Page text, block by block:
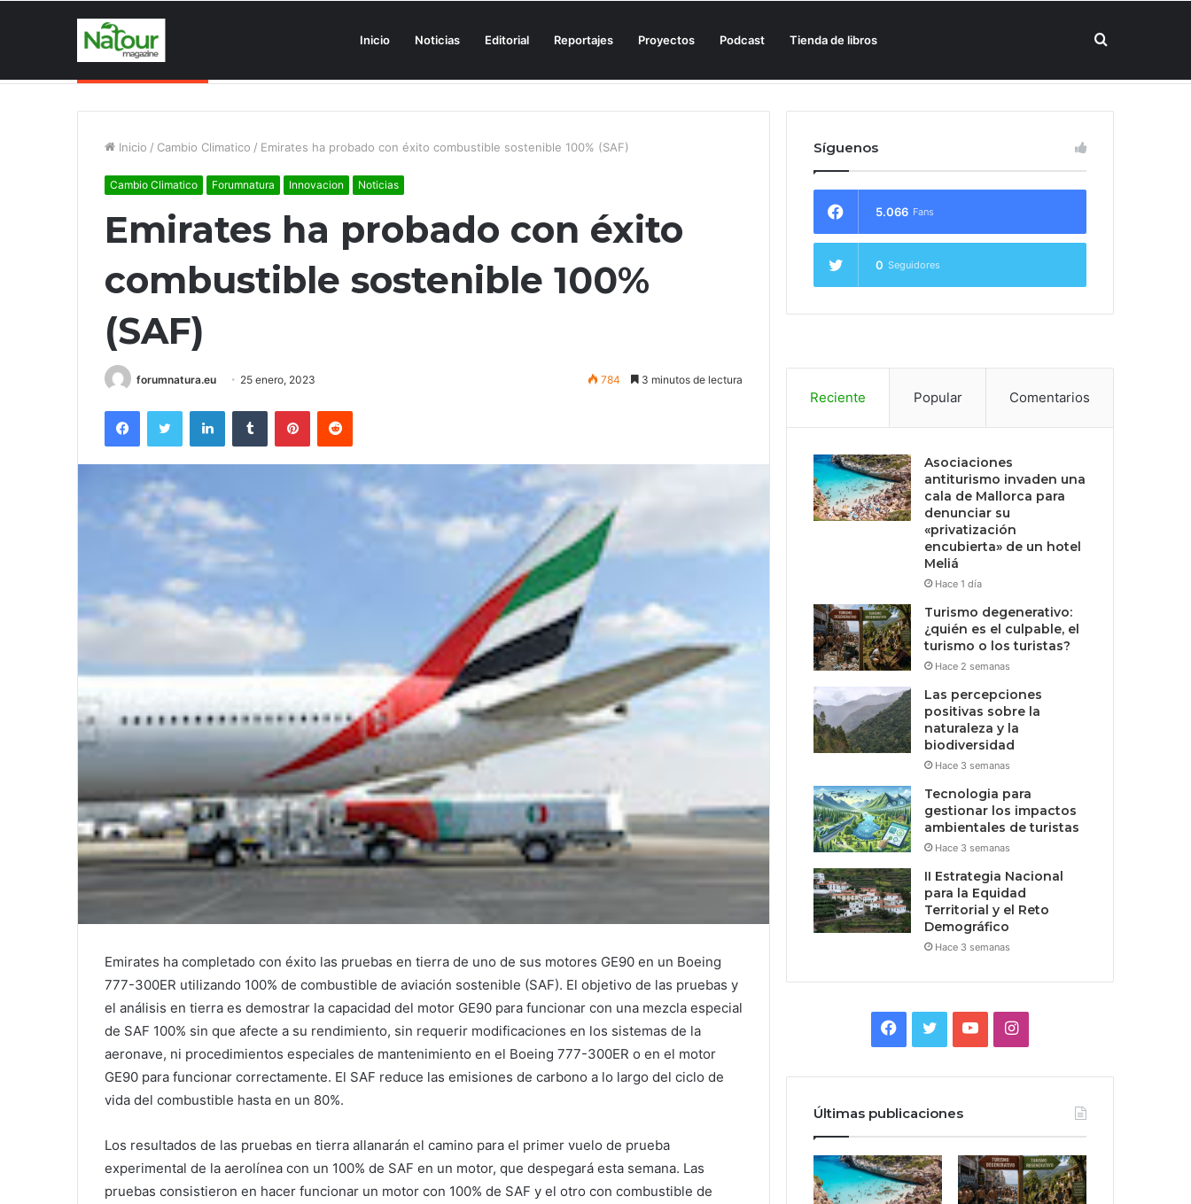
Inicio Noticias Editorial Reportajes Proyectos Podcast Tienda de libros Buscar
Inicio / Cambio Climatico / Emirates ha probado con éxito combustible sostenible 100% (SAF)
Cambio Climatico Forumnatura Innovacion Noticias
Emirates ha probado con éxito
combustible sostenible 100%
(SAF)
forumnatura.eu 25 enero, 2023 784 3 minutos de lectura
FacebookTwitter LinkedInTumblr PinterestReddit
Emirates ha completado con éxito las pruebas en tierra de uno de sus motores GE90 en un Boeing
777-300ER utilizando 100% de combustible de aviación sostenible (SAF). El objetivo de las pruebas y
el análisis en tierra es demostrar la capacidad del motor GE90 para funcionar con una mezcla especial
de SAF 100% sin que afecte a su rendimiento, sin requerir modificaciones en los sistemas de la
aeronave, ni procedimientos especiales de mantenimiento en el Boeing 777-300ER o en el motor
GE90 para funcionar correctamente. El SAF reduce las emisiones de carbono a lo largo del ciclo de
vida del combustible hasta en un 80%.
Los resultados de las pruebas en tierra allanarán el camino para el primer vuelo de prueba
experimental de la aerolínea con un 100% de SAF en un motor, que despegará esta semana. Las
pruebas consistieron en hacer funcionar un motor con 100% de SAF y el otro con combustible de
Síguenos
5.066 Fans
0 Seguidores
Reciente Popular Comentarios
Asociaciones
antiturismo invaden una
cala de Mallorca para
denunciar su
«privatización
encubierta» de un hotel
Meliá
Hace 1 día
Turismo degenerativo:
¿quién es el culpable, el
turismo o los turistas?
Hace 2 semanas
Las percepciones
positivas sobre la
naturaleza y la
biodiversidad
Hace 3 semanas
Tecnologia para
gestionar los impactos
ambientales de turistas
Hace 3 semanas
II Estrategia Nacional
para la Equidad
Territorial y el Reto
Demográfico
Hace 3 semanas
Facebook
TwitterYouTubeInstagram
Últimas publicaciones